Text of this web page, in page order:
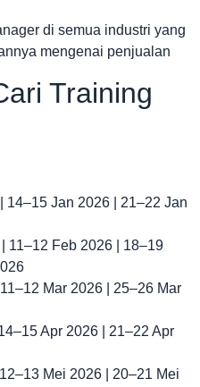
di semua industri yang
mengenai penjualan
Training
14–15 Jan 2026 | 21–22 Jan
11–12 Feb 2026 | 18–19
Mar 2026 | 25–26 Mar
Apr 2026 | 21–22 Apr
Mei 2026 | 20–21 Mei